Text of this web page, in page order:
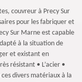
couvreur à Precy Sur
pour les fabriquer et
Sur Marne est capable
à la situation de
et existant en
résistant • L’acier •
divers matériaux à la